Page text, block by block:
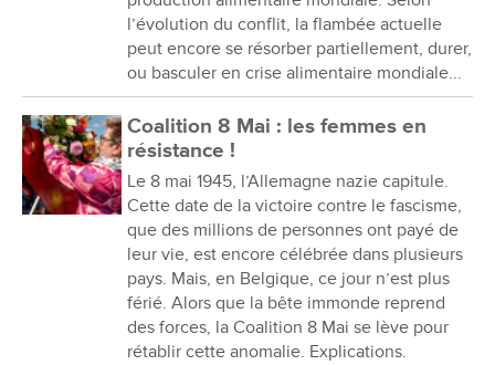
l’évolution du conflit, la flambée actuelle
peut encore se résorber partiellement, durer,
ou basculer en crise alimentaire mondiale...
Coalition 8 Mai : les femmes en
résistance !
Le 8 mai 1945, l’Allemagne nazie capitule.
Cette date de la victoire contre le fascisme,
que des millions de personnes ont payé de
leur vie, est encore célébrée dans plusieurs
pays. Mais, en Belgique, ce jour n’est plus
férié. Alors que la bête immonde reprend
des forces, la Coalition 8 Mai se lève pour
rétablir cette anomalie. Explications.